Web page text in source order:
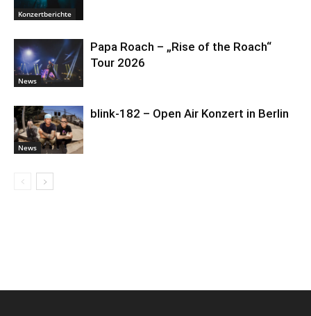
Konzertberichte
News
Papa Roach – „Rise of the Roach“
Tour 2026
News
blink-182 – Open Air Konzert in Berlin